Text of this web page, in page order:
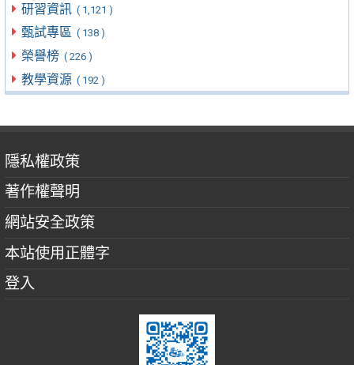
研習資訊 ( 1,121 )
甄試專區 ( 138 )
榮譽榜 ( 226 )
教學資源 ( 192 )
隱私權政策
著作權聲明
網站安全政策
本站使用正體字
登入